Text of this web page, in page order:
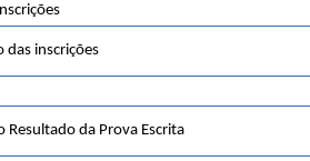
das inscrições
Resultado da Prova Escrita